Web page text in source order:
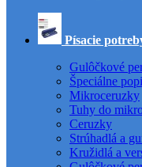
Písacie
Gulôčkové
Špeciálne
Mikroceruzky
Tuhy do
Ceruzky
Strúhadlá a
Kružidlá a